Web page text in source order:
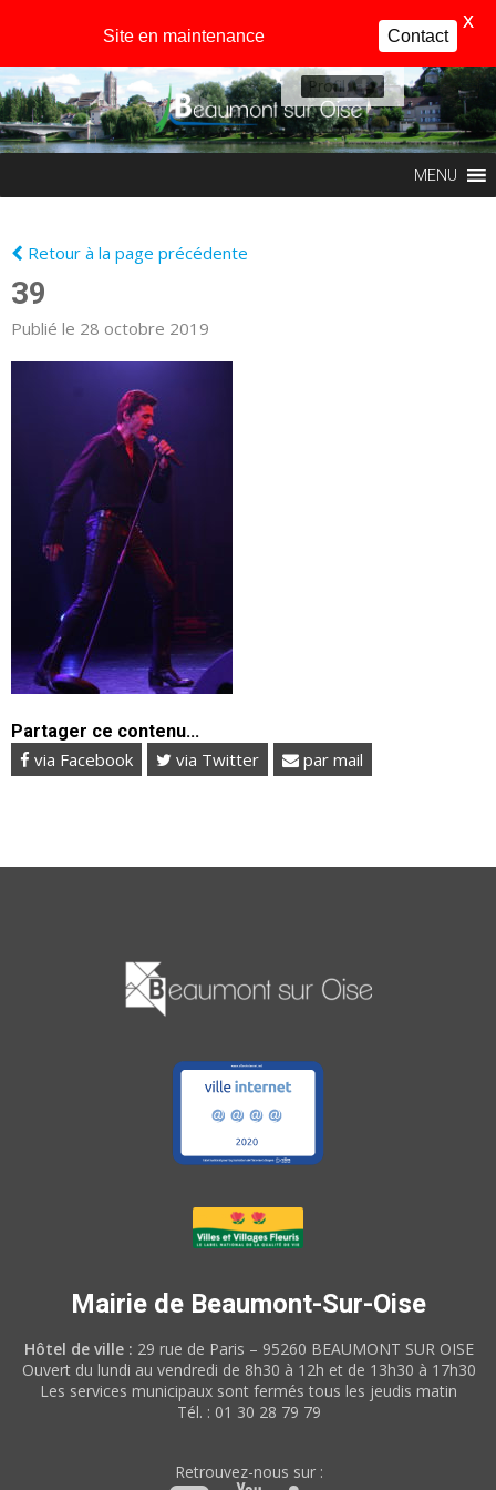
Profil
MENU
Retour à la page précédente
39
Publié le 28 octobre 2019
Partager ce contenu...
via Facebook via Twitter par mail
Mairie de Beaumont-Sur-Oise
Hôtel de ville : 29 rue de Paris – 95260 BEAUMONT SUR OISE
Ouvert du lundi au vendredi de 8h30 à 12h et de 13h30 à 17h30
Les services municipaux sont fermés tous les jeudis matin
Tél. : 01 30 28 79 79
Retrouvez-nous sur :
Site en maintenance Contact
X